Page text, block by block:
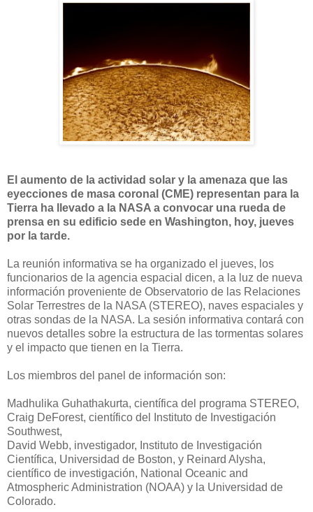
El aumento de la actividad solar y la amenaza que las
eyecciones de masa coronal (CME) representan para la
Tierra ha llevado a la NASA a convocar una rueda de
prensa en su edificio sede en Washington, hoy, jueves
por la tarde.
La reunión informativa se ha organizado el jueves, los
funcionarios de la agencia espacial dicen, a la luz de nueva
información proveniente de Observatorio de las Relaciones
Solar Terrestres de la NASA (STEREO), naves espaciales y
otras sondas de la NASA. La sesión informativa contará con
nuevos detalles sobre la estructura de las tormentas solares
y el impacto que tienen en la Tierra.
Los miembros del panel de información son:
Madhulika Guhathakurta, científica del programa STEREO,
Craig DeForest, científico del Instituto de Investigación
Southwest,
David Webb, investigador, Instituto de Investigación
Científica, Universidad de Boston, y Reinard Alysha,
científico de investigación, National Oceanic and
Atmospheric Administration (NOAA) y la Universidad de
Colorado.